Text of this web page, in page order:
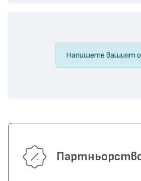
Напишете вашият